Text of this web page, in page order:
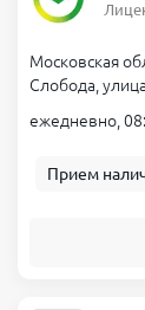
Московская
Слобода,
ежедневно,
Прием